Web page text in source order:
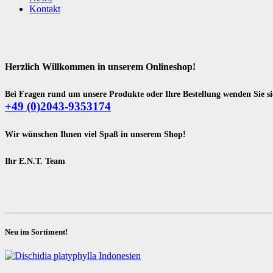
Kontakt
Herzlich Willkommen in unserem Onlineshop!
Bei Fragen rund um unsere Produkte oder Ihre Bestellung wenden Sie
+49 (0)2043-9353174
Wir wünschen Ihnen viel Spaß in unserem Shop!
Ihr E.N.T. Team
Neu im Sortiment!